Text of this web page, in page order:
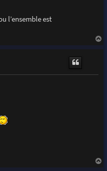
l’ensemble est